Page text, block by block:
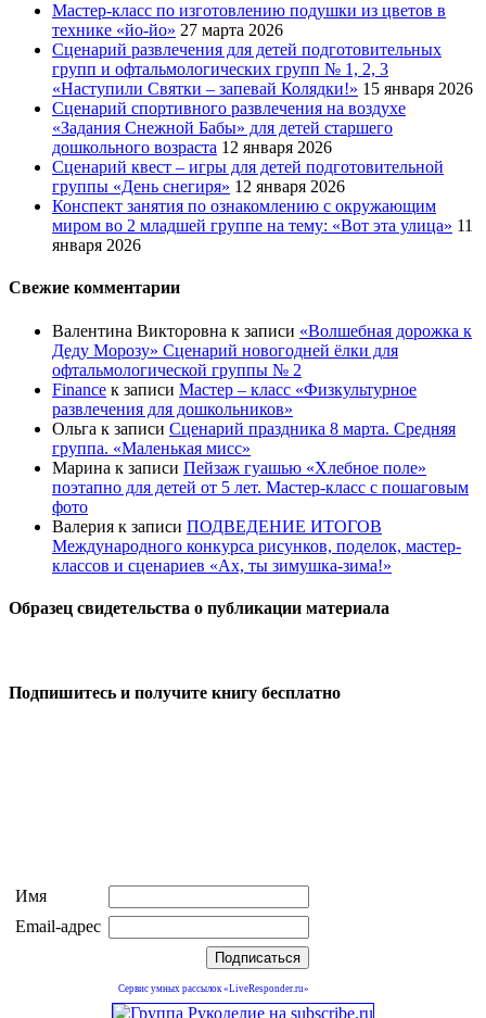
Мастер-класс по изготовлению подушки из цветов в
технике «йо-йо» 27 марта 2026
Сценарий развлечения для детей подготовительных
групп и офтальмологических групп № 1, 2, 3
«Наступили Святки – запевай Колядки!» 15 января 2026
Сценарий спортивного развлечения на воздухе
«Задания Снежной Бабы» для детей старшего
дошкольного возраста 12 января 2026
Сценарий квест – игры для детей подготовительной
группы «День снегиря» 12 января 2026
Конспект занятия по ознакомлению с окружающим
миром во 2 младшей группе на тему: «Вот эта улица» 11
января 2026
Свежие комментарии
Валентина Викторовна к записи «Волшебная дорожка к
Деду Морозу» Сценарий новогодней ёлки для
офтальмологической группы № 2
Finance к записи Мастер – класс «Физкультурное
развлечения для дошкольников»
Ольга к записи Сценарий праздника 8 марта. Средняя
группа. «Маленькая мисс»
Марина к записи Пейзаж гуашью «Хлебное поле»
поэтапно для детей от 5 лет. Мастер-класс с пошаговым
фото
Валерия к записи ПОДВЕДЕНИЕ ИТОГОВ
Международного конкурса рисунков, поделок, мастер-
классов и сценариев «Ах, ты зимушка-зима!»
Образец свидетельства о публикации материала
Подпишитесь и получите книгу бесплатно
Имя
Email-адрес
Сервис умных рассылок «LiveResponder.ru»